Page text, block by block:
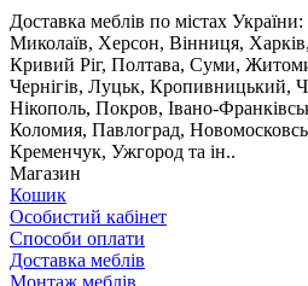
Доставка меблів по містах
Миколаїв, Херсон, Вінниця,
Кривий Ріг, Полтава, Суми,
Чернігів, Луцьк, Кропивницький,
Нікополь, Покров, Івано-
Коломия, Павлоград,
Кременчук, Ужгород та ін..
Магазин
Кошик
Особистий кабінет
Способи оплати
Доставка меблів
Монтаж меблів